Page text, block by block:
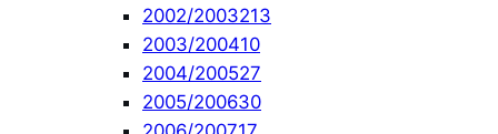
2002/2003213
2003/200410
2004/200527
2005/200630